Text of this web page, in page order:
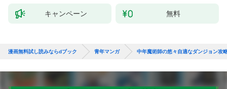
キャンペーン 無料
漫画無料試し読みならdブック 青年マンガ 中年魔術師の悠々自適なダンジョン攻